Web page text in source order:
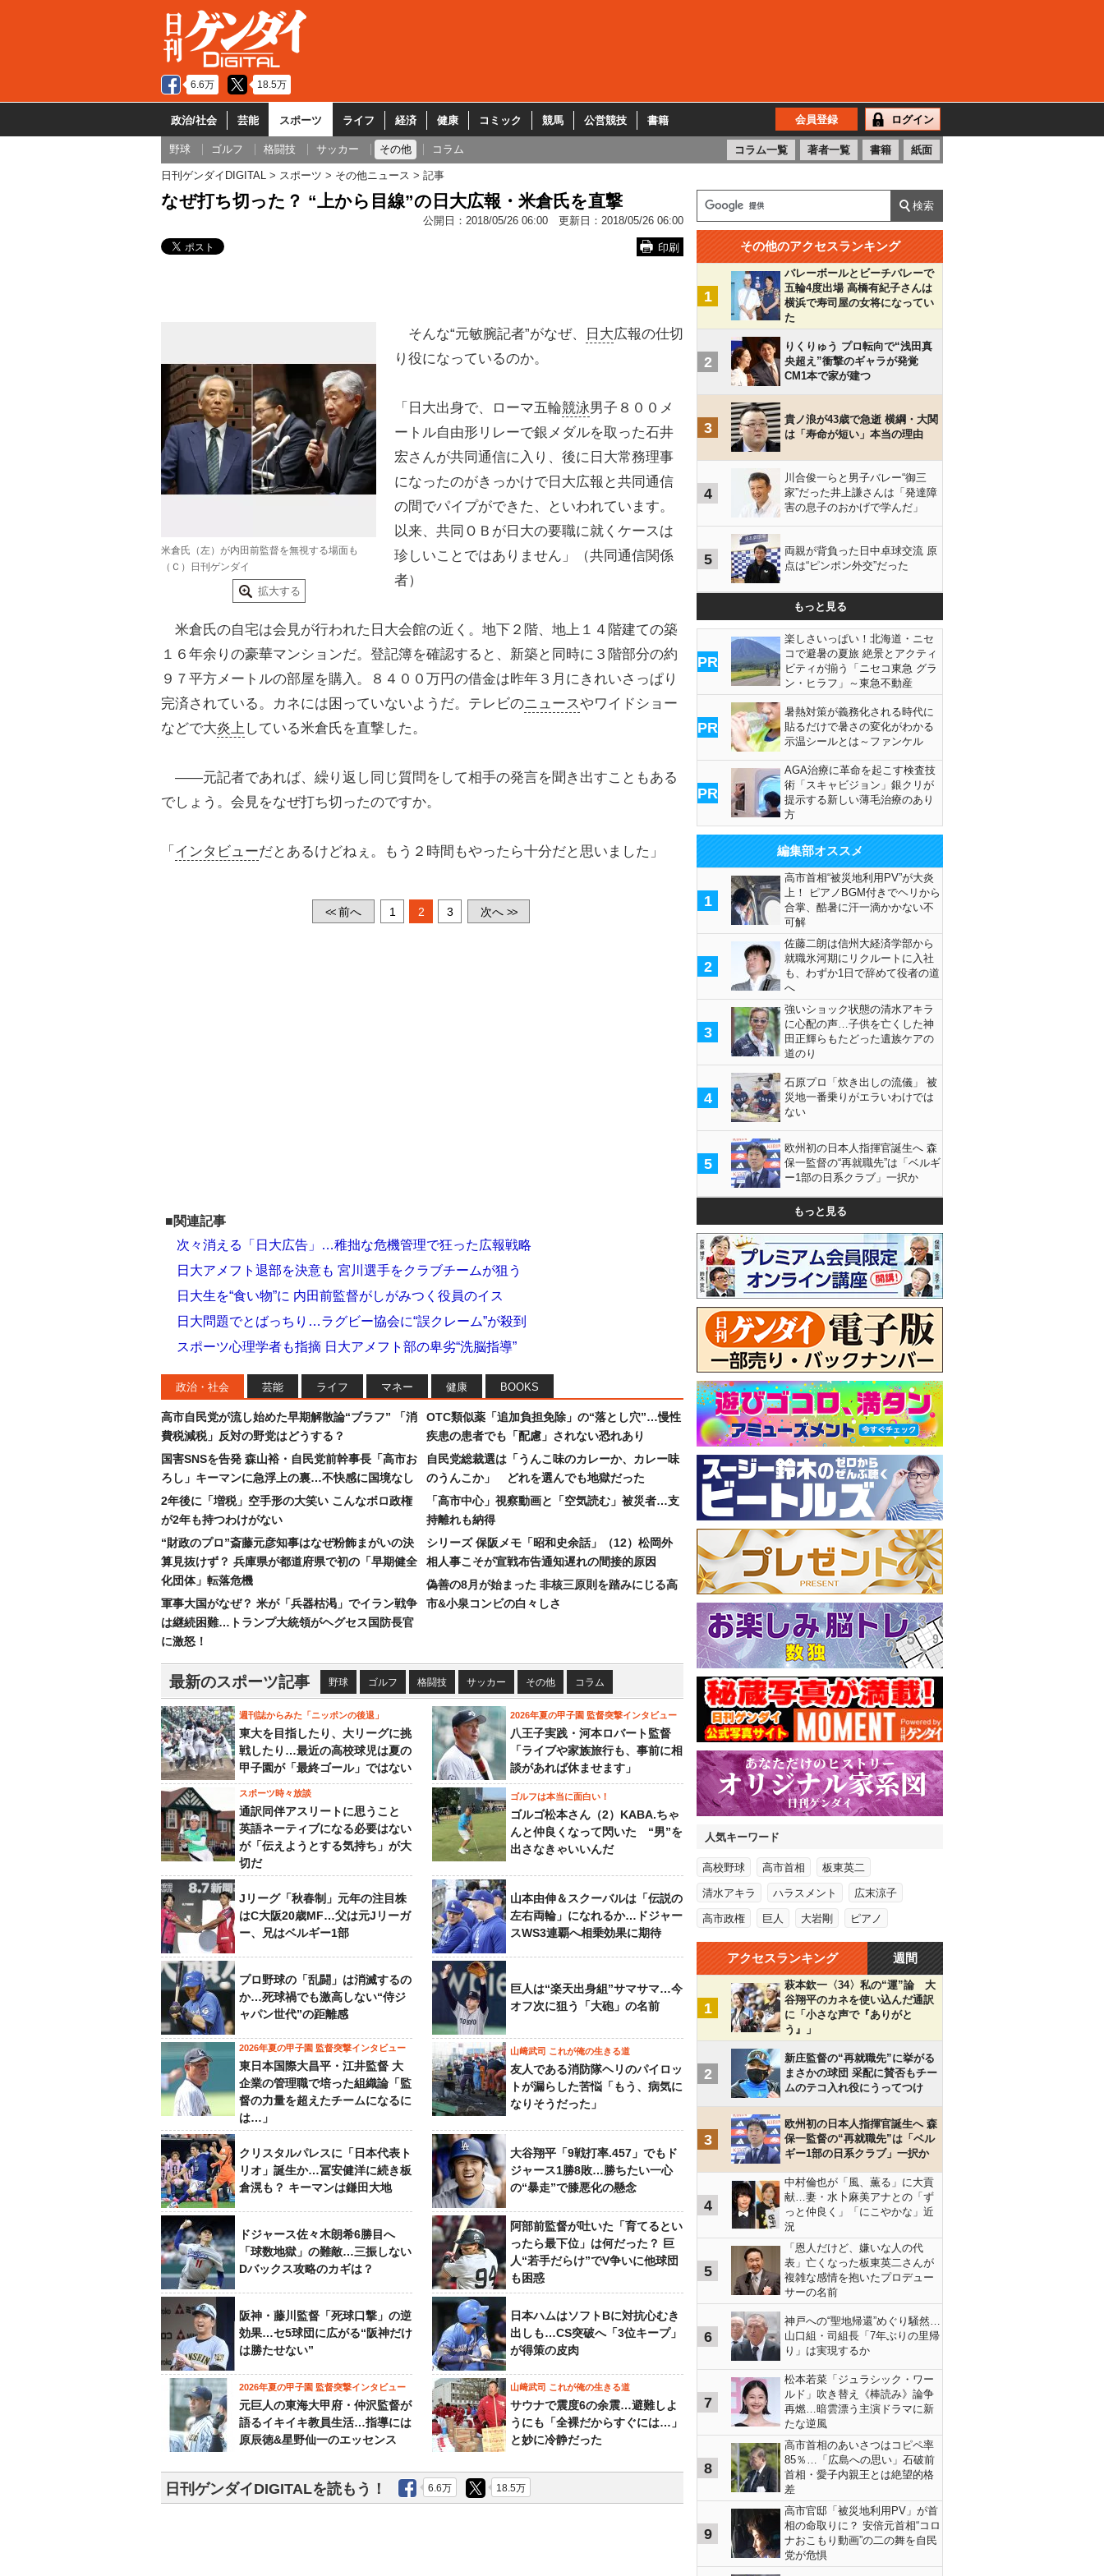
6.6万 18.5万
政治/社会 芸能 スポーツ ライフ 経済 健康 コミック 競馬 公営競技 書籍 会員登録 ログイン
野球 ゴルフ 格闘技 サッカー その他 コラム コラム一覧 著者一覧 書籍 紙面
日刊ゲンダイDIGITAL スポーツ その他ニュース 記事
なぜ打ち切った？ “上から目線”の日大広報・米倉氏を直撃
公開日： 2018/05/26 06:00 更新日： 2018/05/26 06:00
印刷
米倉氏（左）が内田前監督を無視する場面も
（Ｃ）日刊ゲンダイ
拡大する
そんな“元敏腕記者”がなぜ、 日大広報の仕切
り役になっているのか。
「日大出身で、ローマ五輪競泳男子８００メ
ートル自由形リレーで銀メダルを取った石井
宏さんが共同通信に入り、後に日大常務理事
になったのがきっかけで日大広報と共同通信
の間でパイプができた、といわれています。
以来、共同ＯＢが日大の要職に就くケースは
珍しいことではありません」（共同通信関係
者）
米倉氏の自宅は会見が行われた日大会館の近く。地下２階、地上１４階建ての築
１６年余りの豪華マンションだ。登記簿を確認すると、新築と同時に３階部分の約
９７平方メートルの部屋を購入。８４００万円の借金は昨年３月にきれいさっぱり
完済されている。カネには困っていないようだ。テレビのニュースやワイドショー
などで大炎上 している米倉氏を直撃した。
――元記者であれば、繰り返し同じ質問をして相手の発言を聞き出すこともある
でしょう。会見をなぜ打ち切ったのですか。
「 インタビューだとあるけどねぇ。もう２時間もやったら十分だと思いました」
<<前へ 1 2 3 次へ >>
■関連記事
次々消える「日大広告」…稚拙な危機管理で狂った広報戦略
日大アメフト退部を決意も 宮川選手をクラブチームが狙う
日大生を“食い物”に 内田前監督がしがみつく役員のイス
日大問題でとばっちり…ラグビー協会に“誤クレーム”が殺到
スポーツ心理学者も指摘 日大アメフト部の卑劣“洗脳指導”
政治・社会 芸能 ライフ マネー 健康 BOOKS
高市自民党が流し始めた早期解散論“ブラフ” 「消
費税減税」反対の野党はどうする？
国害SNSを告発 森山裕・自民党前幹事長「高市お
ろし」キーマンに急浮上の裏…不快感に国境なし
2年後に「増税」空手形の大笑い こんなボロ政権
が2年も持つわけがない
“財政のプロ”斎藤元彦知事はなぜ粉飾まがいの決
算見抜けず？ 兵庫県が都道府県で初の「早期健全
化団体」転落危機
軍事大国がなぜ？ 米が「兵器枯渇」でイラン戦争
は継続困難…トランプ大統領がヘグセス国防長官
に激怒！
OTC類似薬「追加負担免除」の“落とし穴”…慢性
疾患の患者でも「配慮」されない恐れあり
自民党総裁選は「うんこ味のカレーか、カレー味
のうんこか」 どれを選んでも地獄だった
「高市中心」視察動画と「空気読む」被災者…支
持離れも納得
シリーズ 保阪メモ「昭和史余話」（12）松岡外
相人事こそが宣戦布告通知遅れの間接的原因
偽善の8月が始まった 非核三原則を踏みにじる高
市&小泉コンビの白々しさ
最新のスポーツ記事 野球 ゴルフ 格闘技 サッカー その他 コラム
週刊誌からみた「ニッポンの後退」
東大を目指したり、大リーグに挑
戦したり…最近の高校球児は夏の
甲子園が「最終ゴール」ではない
2026年夏の甲子園 監督突撃インタビュー
八王子実践・河本ロバート監督
「ライブや家族旅行も、事前に相
談があれば休ませます」
スポーツ時々放談
通訳同伴アスリートに思うこと
英語ネーティブになる必要はない
が「伝えようとする気持ち」が大
切だ
ゴルフは本当に面白い！
ゴルゴ松本さん（2）KABA.ちゃ
んと仲良くなって閃いた “男”を
出さなきゃいいんだ
Jリーグ「秋春制」元年の注目株
はC大阪20歳MF…父は元Jリーガ
ー、兄はベルギー1部
山本由伸＆スクーバルは「伝説の
左右両輪」になれるか…ドジャー
スWS3連覇へ相乗効果に期待
プロ野球の「乱闘」は消滅するの
か…死球禍でも激高しない“侍ジ
ャパン世代”の距離感
巨人は“楽天出身組”サマサマ…今
オフ次に狙う「大砲」の名前
2026年夏の甲子園 監督突撃インタビュー
東日本国際大昌平・江井監督 大
企業の管理職で培った組織論「監
督の力量を超えたチームになるに
は…」
山﨑武司 これが俺の生きる道
友人である消防隊ヘリのパイロッ
トが漏らした苦悩「もう、病気に
なりそうだった」
クリスタルパレスに「日本代表ト
リオ」誕生か…冨安健洋に続き板
倉滉も？ キーマンは鎌田大地
大谷翔平「9戦打率.457」でもド
ジャース1勝8敗…勝ちたい一心
の“暴走”で膝悪化の懸念
ドジャース佐々木朗希6勝目へ
「球数地獄」の難敵…三振しない
Dバックス攻略のカギは？
阿部前監督が吐いた「育てるとい
ったら最下位」は何だった？ 巨
人“若手だらけ”でV争いに他球団
も困惑
阪神・藤川監督「死球口撃」の逆
効果…セ5球団に広がる“阪神だけ
は勝たせない”
日本ハムはソフトBに対抗心むき
出しも…CS突破へ「3位キープ」
が得策の皮肉
2026年夏の甲子園 監督突撃インタビュー
元巨人の東海大甲府・仲沢監督が
語るイキイキ教員生活…指導には
原辰徳&星野仙一のエッセンス
山﨑武司 これが俺の生きる道
サウナで震度6の余震…避難しよ
うにも「全裸だからすぐには…」
と妙に冷静だった
日刊ゲンダイDIGITALを読もう！ 6.6万 18.5万
その他のアクセスランキング
1
バレーボールとビーチバレーで
五輪4度出場 高橋有紀子さんは
横浜で寿司屋の女将になってい
た
2
りくりゅう プロ転向で“浅田真
央超え”衝撃のギャラが発覚
CM1本で家が建つ
3
貴ノ浪が43歳で急逝 横綱・大関
は「寿命が短い」本当の理由
4
川合俊一らと男子バレー“御三
家”だった井上謙さんは「発達障
害の息子のおかげで学んだ」
5
両親が背負った日中卓球交流 原
点は“ピンポン外交”だった
もっと見る
PR
楽しさいっぱい！北海道・ニセ
コで避暑の夏旅 絶景とアクティ
ビティが揃う「ニセコ東急 グラ
ン・ヒラフ」～東急不動産
PR
暑熱対策が義務化される時代に
貼るだけで暑さの変化がわかる
示温シールとは～ファンケル
PR
AGA治療に革命を起こす検査技
術「スキャビジョン」銀クリが
提示する新しい薄毛治療のあり
方
編集部オススメ
1
高市首相“被災地利用PV”が大炎
上！ ピアノBGM付きでヘリから
合掌、酷暑に汗一滴かかない不
可解
2
佐藤二朗は信州大経済学部から
就職氷河期にリクルートに入社
も、わずか1日で辞めて役者の道
へ
3
強いショック状態の清水アキラ
に心配の声…子供を亡くした神
田正輝らもたどった遺族ケアの
道のり
4
石原プロ「炊き出しの流儀」 被
災地一番乗りがエラいわけでは
ない
5
欧州初の日本人指揮官誕生へ 森
保一監督の“再就職先”は「ベルギ
ー1部の日系クラブ」一択か
もっと見る
人気キーワード
高校野球 高市首相 板東英二
清水アキラ ハラスメント 広末涼子
高市政権 巨人 大岩剛 ピアノ
アクセスランキング 週間
1
萩本欽一〈34〉私の“運”論 大
谷翔平のカネを使い込んだ通訳
に「小さな声で『ありがと
う』」
2
新庄監督の“再就職先”に挙がる
まさかの球団 采配に賛否もチー
ムのテコ入れ役にうってつけ
3
欧州初の日本人指揮官誕生へ 森
保一監督の“再就職先”は「ベル
ギー1部の日系クラブ」一択か
4
中村倫也が「風、薫る」に大貢
献…妻・水卜麻美アナとの「ず
っと仲良く」「にこやかな」近
況
5
「恩人だけど、嫌いな人の代
表」亡くなった板東英二さんが
複雑な感情を抱いたプロデュー
サーの名前
6
神戸への“聖地帰還”めぐり騒然…
山口組・司組長「7年ぶりの里帰
り」は実現するか
7
松本若菜「ジュラシック・ワー
ルド」吹き替え《棒読み》論争
再燃…暗雲漂う主演ドラマに新
たな逆風
8
高市首相のあいさつはコピペ率
85％…「広島への思い」石破前
首相・愛子内親王とは絶望的格
差
9
高市官邸「被災地利用PV」が首
相の命取りに？ 安倍元首相“コロ
ナおこもり動画”の二の舞を自民
党が危惧